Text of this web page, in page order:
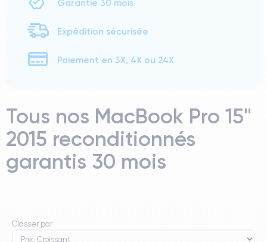
Garantie 30 mois
Expédition sécurisée
Paiement en 3X, 4X ou 24X
Tous nos MacBook Pro 15"
2015 reconditionnés
garantis 30 mois
Classer par